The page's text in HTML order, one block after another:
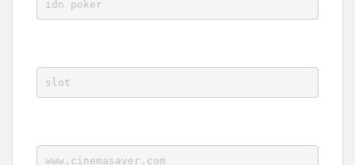
idn poker
slot
www.cinemasaver.com